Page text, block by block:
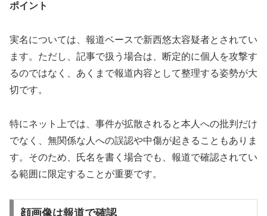
ポイント
実名については、報道ベースで新西悠太容疑者とされてい
ます。ただし、記事で扱う場合は、断定的に個人を攻撃す
るのではなく、あくまで報道内容として整理する姿勢が大
切です。
特にネット上では、事件が拡散されると本人への批判だけ
でなく、無関係な人への誤認や中傷が起きることもありま
す。そのため、氏名を書く場合でも、 報道で確認されてい
る範囲に限定すること が重要です。
顔画像は報道で確認